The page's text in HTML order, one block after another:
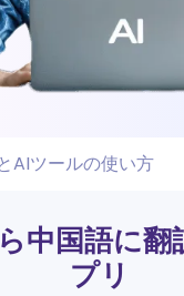
AIツールの使い方
中国語に
プリ